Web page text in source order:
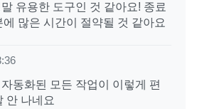
유용한 도구인 것 같아요! 종료
많은 시간이 절약될 것 같아요
동화된 모든 작업이 이렇게 편
안 나네요